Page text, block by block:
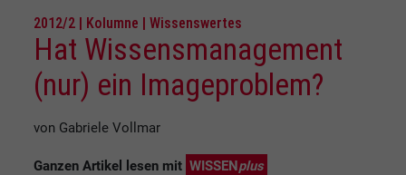
2012/2 | Kolumne | Wissenswertes
Hat Wissensmanagement
(nur) ein Imageproblem?
von Gabriele Vollmar
Ganzen Artikel lesen mit WISSENplus